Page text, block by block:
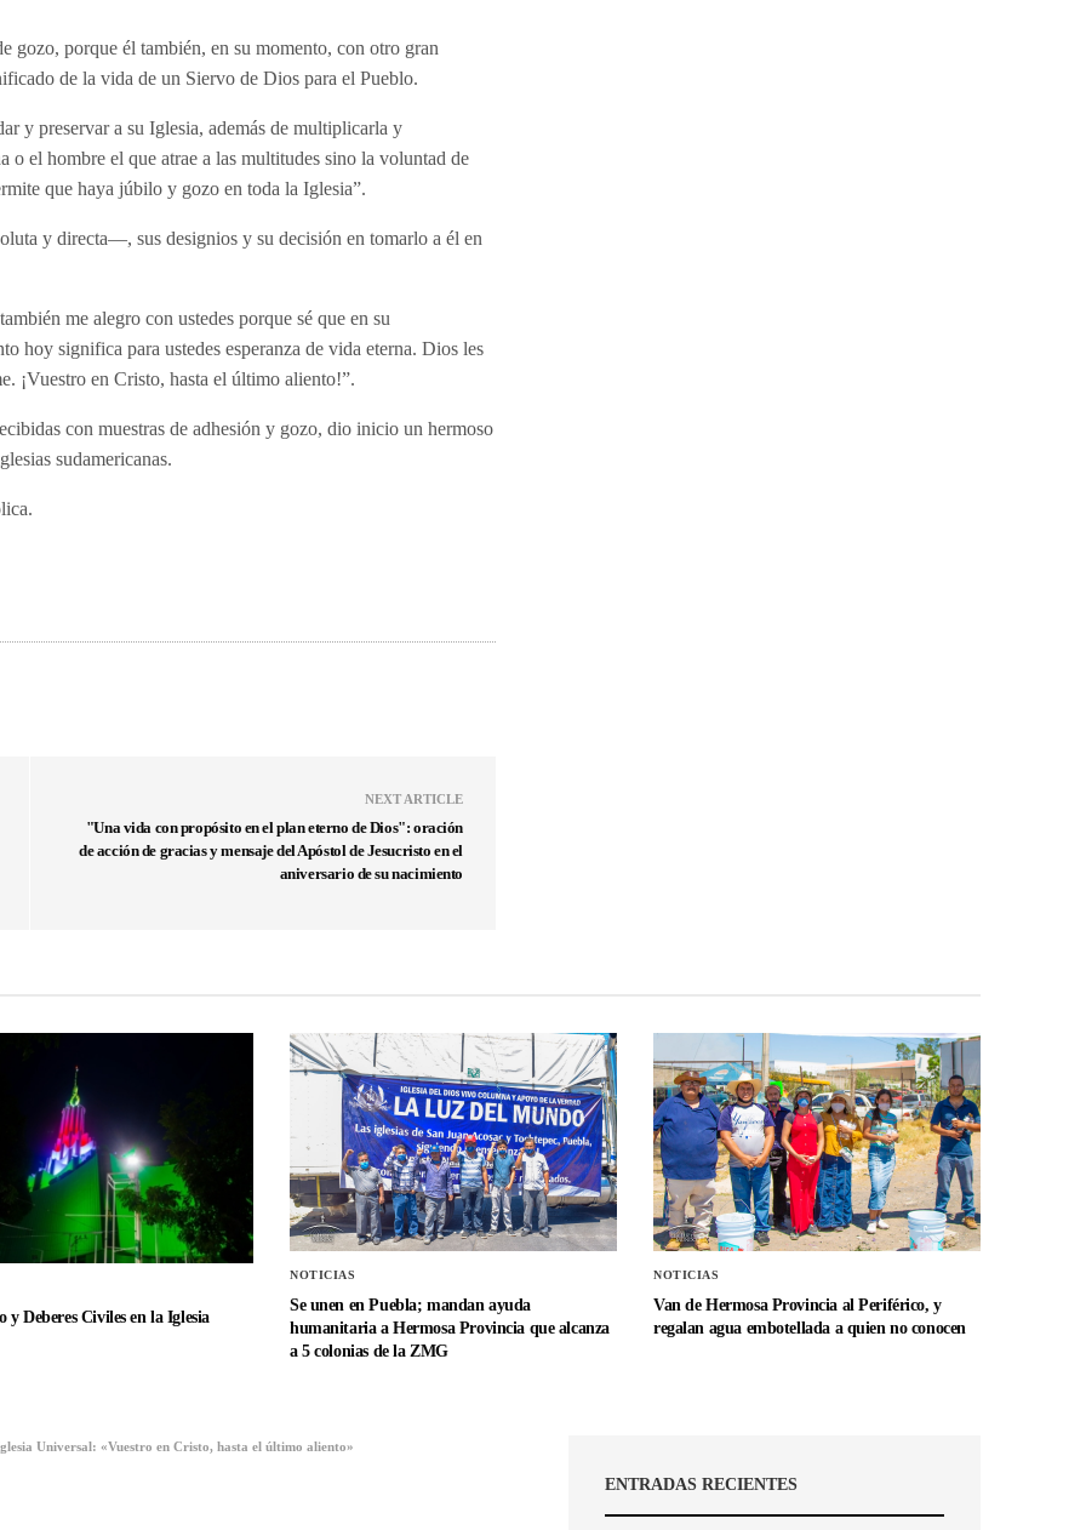
gozo, porque él también, en su momento, con otro gran
de la vida de un Siervo de Dios para el Pueblo.
y preservar a su Iglesia, además de multiplicarla y
o el hombre el que atrae a las multitudes sino la voluntad de
que haya júbilo y gozo en toda la Iglesia”.
y directa—, sus designios y su decisión en tomarlo a él en
me alegro con ustedes porque sé que en su
hoy significa para ustedes esperanza de vida eterna. Dios les
¡Vuestro en Cristo, hasta el último aliento!”.
con muestras de adhesión y gozo, dio inicio un hermoso
sudamericanas.
NEXT ARTICLE
"Una vida con propósito en el plan eterno de Dios": oración
de acción de gracias y mensaje del Apóstol de Jesucristo en el
aniversario de su nacimiento
y Deberes Civiles en la Iglesia
NOTICIAS
Se unen en Puebla; mandan ayuda
humanitaria a Hermosa Provincia que alcanza
a 5 colonias de la ZMG
NOTICIAS
Van de Hermosa Provincia al Periférico, y
regalan agua embotellada a quien no conocen
Universal: «Vuestro en Cristo, hasta el último aliento»
ENTRADAS RECIENTES